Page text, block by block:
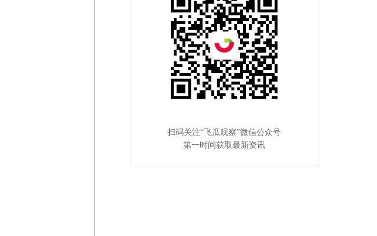
扫码关注“飞瓜观察”微信公众号
第一时间获取最新资讯